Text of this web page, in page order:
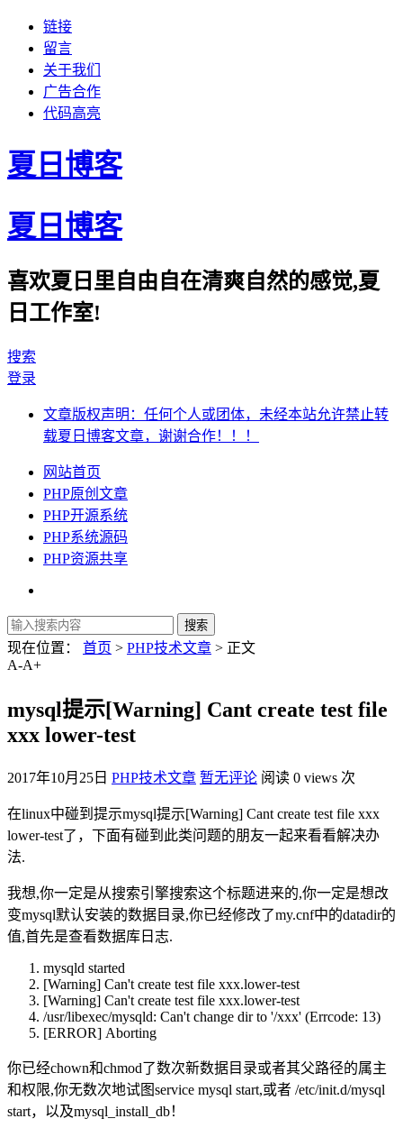
链接
留言
关于我们
广告合作
代码高亮
夏日博客
夏日博客
喜欢夏日里自由自在清爽自然的感觉,夏
日工作室!
搜索
登录
文章版权声明：任何个人或团体，未经本站允许禁止转
载夏日博客文章，谢谢合作！！！
网站首页
PHP原创文章
PHP开源系统
PHP系统源码
PHP资源共享
现在位置： 首页 > PHP技术文章 > 正文
A-A+
mysql提示[Warning] Cant create test file
xxx lower-test
2017年10月25日 PHP技术文章 暂无评论 阅读 0 views 次
在linux中碰到提示mysql提示[Warning] Cant create test file xxx
lower-test了，下面有碰到此类问题的朋友一起来看看解决办
法.
我想,你一定是从搜索引擎搜索这个标题进来的,你一定是想改
变mysql默认安装的数据目录,你已经修改了my.cnf中的datadir的
值,首先是查看数据库日志.
mysqld started
[Warning] Can't create test file xxx.lower-test
[Warning] Can't create test file xxx.lower-test
/usr/libexec/mysqld: Can't change dirto '/xxx' (Errcode: 13)
[ERROR] Aborting
你已经chown和chmod了数次新数据目录或者其父路径的属主
和权限,你无数次地试图service mysql start,或者 /etc/init.d/mysql
start，以及mysql_install_db！